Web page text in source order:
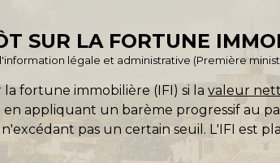
SUR LA FORTUNE
légale et administrative (Première
fortune immobilière (IFI) si lavaleur
en appliquant un barème progressif au
pas un certain seuil. L'IFI est